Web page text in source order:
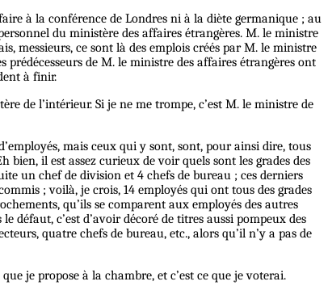
à la conférence de Londres ni à la diète germanique ; au
du ministère des affaires étrangères. M. le ministre
messieurs, ce sont là des emplois créés par M. le ministre
prédécesseurs de M. le ministre des affaires étrangères ont
à finir.
de l’intérieur. Si je ne me trompe, c’est M. le ministre de
mais ceux qui y sont, sont, pour ainsi dire, tous
bien, il est assez curieux de voir quels sont les grades des
un chef de division et 4 chefs de bureau ; ces derniers
; voilà, je crois, 14 employés qui ont tous des grades
qu’ils se comparent aux employés des autres
défaut, c’est d’avoir décoré de titres aussi pompeux des
quatre chefs de bureau, etc., alors qu’il n’y a pas de
je propose à la chambre, et c’est ce que je voterai.